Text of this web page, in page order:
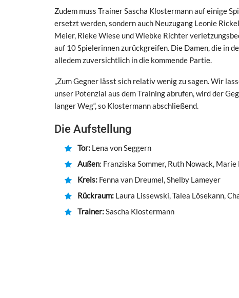
Zudem muss Trainer Sascha Klostermann auf einige
ersetzt werden, sondern auch Neuzugang Leonie
Meier, Rieke Wiese und Wiebke Richter
auf 10 Spielerinnen zurückgreifen. Die Damen, die in
alledem zuversichtlich in die kommende Partie.
„Zum Gegner lässt sich relativ wenig zu sagen. Wir
unser Potenzial aus dem Training abrufen, wird der
langer Weg“, so Klostermann abschließend.
Die Aufstellung
Tor: Lena von Seggern
Außen: Franziska Sommer, Ruth Nowack, Marie
Kreis: Fenna van Dreumel, Shelby Lameyer
Rückraum: Laura Lissewski, Talea Lösekann,
Trainer:Sascha Klostermann